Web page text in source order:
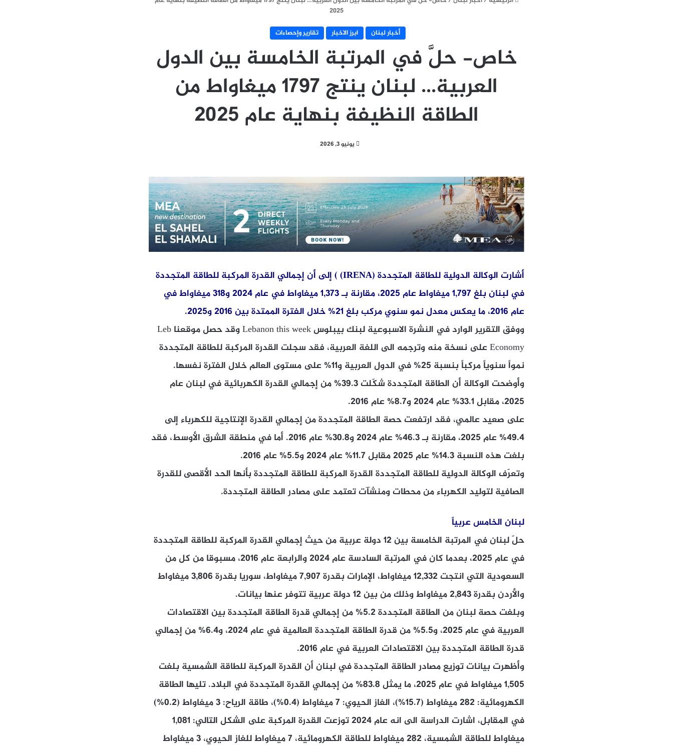
2025
أخبار لبنان
ابرز الاخبار تقارير وإحصاءات
خاص- حلَّ في المرتبة الخامسة بين الدول
العربية… لبنان ينتج 1797 ميغاواط من
الطاقة النظيفة بنهاية عام 2025
يونيو 3, 2026
أشارت الوكالة الدولية للطاقة المتجددة (IRENA) ) إلى أن إجمالي القدرة المركبة للطاقة المتجددة
في لبنان بلغ 1,797 ميغاواط عام 2025، مقارنة بـ 1,373 ميغاواط في عام 2024 و318 ميغاواط في
عام 2016، ما يعكس معدل نمو سنوي مركب بلغ 21% خلال الفترة الممتدة بين 2016 و2025.
ووفق التقرير الوارد في النشرة الاسبوعية لبنك بيبلوس Lebanon this week وقد حصل موقعنا Leb
Economy على نسخة منه وترجمه الى اللغة العربية، فقد سجلت القدرة المركبة للطاقة المتجددة
نمواً سنوياً مركباً بنسبة 25% في الدول العربية و11% على مستوى العالم خلال الفترة نفسها.
وأوضحت الوكالة أن الطاقة المتجددة شكّلت 39.3% من إجمالي القدرة الكهربائية في لبنان عام
2025، مقابل 33.1% عام 2024 و8.7% عام 2016.
على صعيد عالمي، فقد ارتفعت حصة الطاقة المتجددة من إجمالي القدرة الإنتاجية للكهرباء إلى
49.4% عام 2025، مقارنة بـ 46.3% عام 2024 و30.8% عام 2016. أما في منطقة الشرق الأوسط، فقد
بلغت هذه النسبة 14.3% عام 2025 مقابل 11.7% عام 2024 و5.5% عام 2016.
وتعرّف الوكالة الدولية للطاقة المتجددة القدرة المركبة للطاقة المتجددة بأنها الحد الأقصى للقدرة
الصافية لتوليد الكهرباء من محطات ومنشآت تعتمد على مصادر الطاقة المتجددة.
لبنان الخامس عربياً
حلّ لبنان في المرتبة الخامسة بين 12 دولة عربية من حيث إجمالي القدرة المركبة للطاقة المتجددة
في عام 2025، بعدما كان في المرتبة السادسة عام 2024 والرابعة عام 2016، مسبوقا من كل من
السعودية التي انتجت 12,332 ميغاواط، الإمارات بقدرة 7,907 ميغاواط، سوريا بقدرة 3,806 ميغاواط
والأردن بقدرة 2,843 ميغاواط وذلك من بين 12 دولة عربية تتوفر عنها بيانات.
وبلغت حصة لبنان من الطاقة المتجددة 5.2% من إجمالي قدرة الطاقة المتجددة بين الاقتصادات
العربية في عام 2025، و5.5% من قدرة الطاقة المتجددة العالمية في عام 2024، و6.4% من إجمالي
قدرة الطاقة المتجددة بين الاقتصادات العربية في عام 2016.
وأظهرت بيانات توزيع مصادر الطاقة المتجددة في لبنان أن القدرة المركبة للطاقة الشمسية بلغت
1,505 ميغاواط في عام 2025، ما يمثل 83.8% من إجمالي القدرة المتجددة في البلاد. تليها الطاقة
الكهرومائية: 282 ميغاواط (15.7%)، الغاز الحيوي: 7 ميغاواط (0.4%)، طاقة الرياح: 3 ميغاواط (0.2%)
في المقابل، اشارت الدراسة الى انه عام 2024 توزعت القدرة المركبة على الشكل التالي: 1,081
ميغاواط للطاقة الشمسية، 282 ميغاواط للطاقة الكهرومائية، 7 ميغاواط للغاز الحيوي، 3 ميغاواط